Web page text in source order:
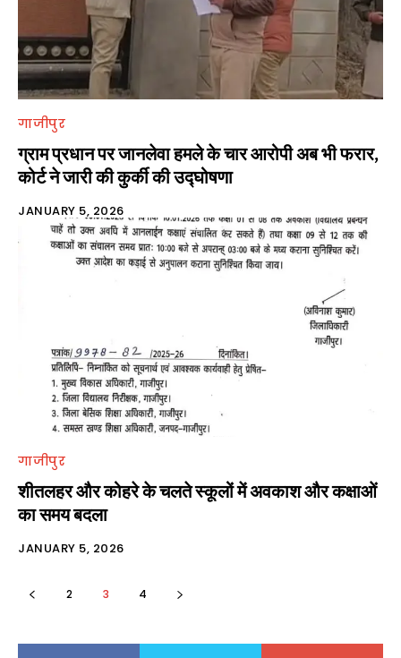
गाजीपुर
ग्राम प्रधान पर जानलेवा हमले के चार आरोपी अब भी फरार,
कोर्ट ने जारी की कुर्की की उद्घोषणा
JANUARY 5, 2026
गाजीपुर
शीतलहर और कोहरे के चलते स्कूलों में अवकाश और कक्षाओं
का समय बदला
JANUARY 5, 2026
2 3 4